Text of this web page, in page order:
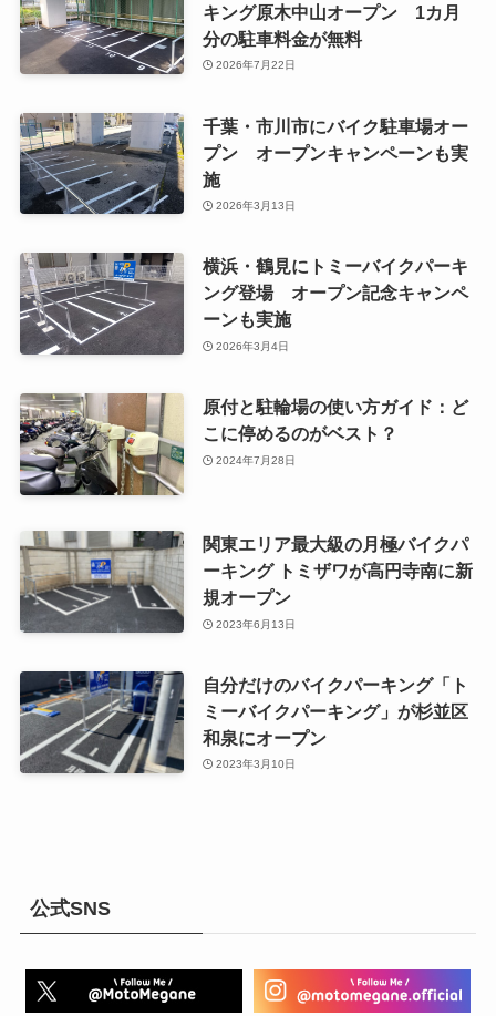
キング原木中山オープン 1カ月
分の駐車料金が無料
2026年7月22日
千葉・市川市にバイク駐車場オー
プン オープンキャンペーンも実
施
2026年3月13日
横浜・鶴見にトミーバイクパーキ
ング登場 オープン記念キャンペ
ーンも実施
2026年3月4日
原付と駐輪場の使い方ガイド：ど
こに停めるのがベスト？
2024年7月28日
関東エリア最大級の月極バイクパ
ーキング トミザワが高円寺南に新
規オープン
2023年6月13日
自分だけのバイクパーキング「ト
ミーバイクパーキング」が杉並区
和泉にオープン
2023年3月10日
公式SNS